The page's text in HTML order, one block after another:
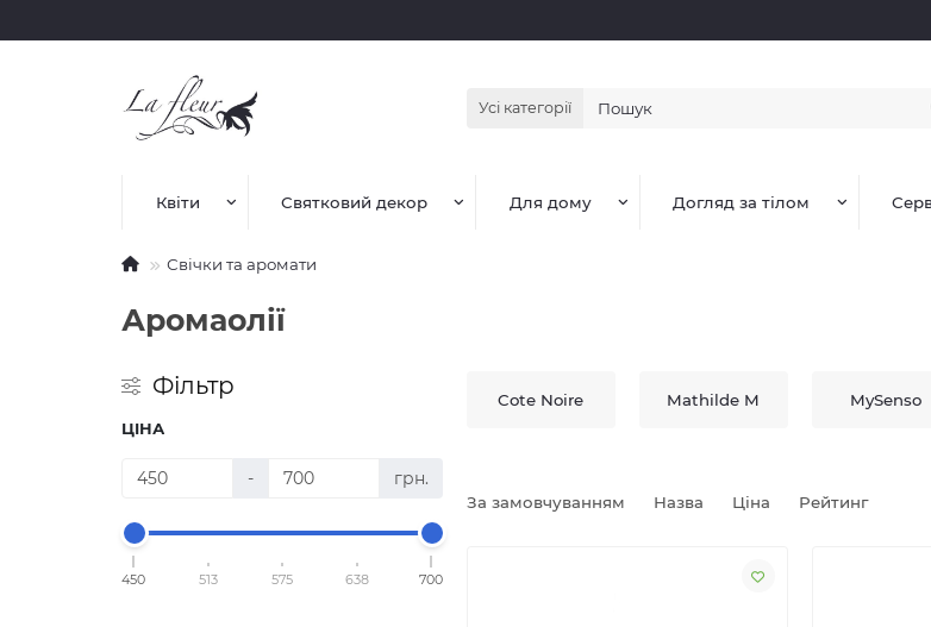
Усі категорії
Квіти Святковий декор Для дому Догляд за тілом
Свічки та аромати
Аромаолії
Фільтр
ЦІНА
- грн.
450 513 575 638 700
Cote Noire Mathilde M MySenso
За замовчуванням Назва Ціна Рейтинг